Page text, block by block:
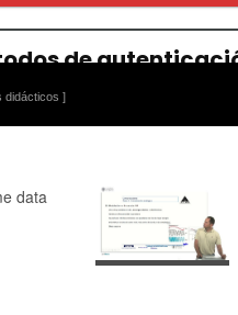
didácticos ]
data